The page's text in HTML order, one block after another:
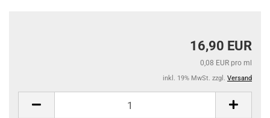
16,90 EUR
0,08 EUR pro ml
inkl. 19% MwSt. zzgl. Versand